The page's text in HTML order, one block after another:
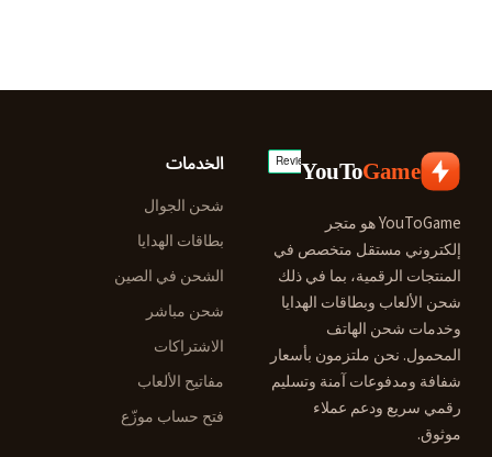
YouToGame
YouToGame هو متجر
إلكتروني مستقل متخصص في
المنتجات الرقمية، بما في ذلك
شحن الألعاب وبطاقات الهدايا
وخدمات شحن الهاتف
المحمول. نحن ملتزمون بأسعار
شفافة ومدفوعات آمنة وتسليم
رقمي سريع ودعم عملاء
موثوق.
الخدمات
شحن الجوال
بطاقات الهدايا
الشحن في الصين
شحن مباشر
الاشتراكات
مفاتيح الألعاب
فتح حساب موزّع